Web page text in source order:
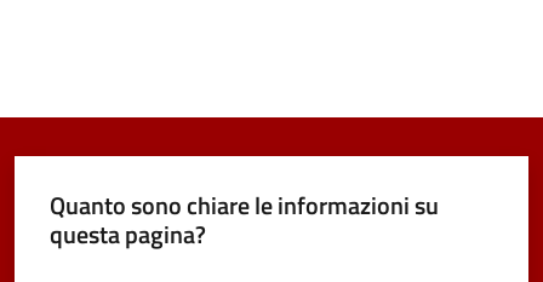
Quanto sono chiare le informazioni su
questa pagina?